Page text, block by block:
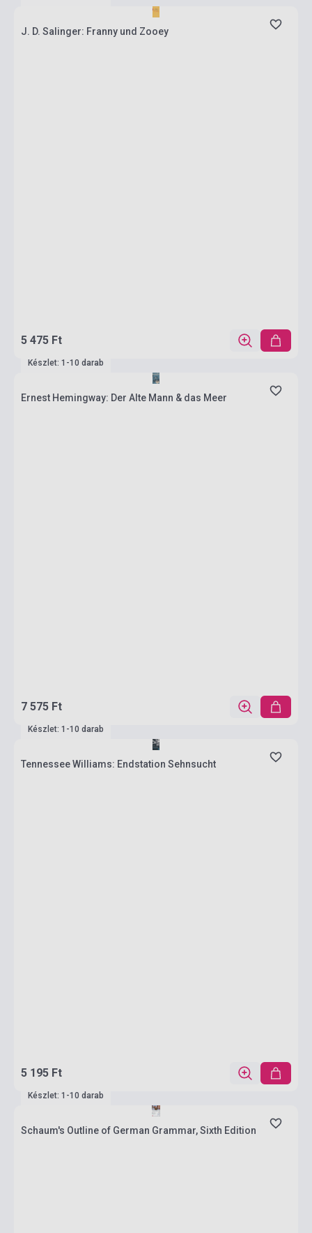
J. D. Salinger: Franny und Zooey
5 475 Ft
Készlet: 1-10 darab
Ernest Hemingway: Der Alte Mann & das Meer
7 575 Ft
Készlet: 1-10 darab
Tennessee Williams: Endstation Sehnsucht
5 195 Ft
Készlet: 1-10 darab
Schaum's Outline of German Grammar, Sixth Edition